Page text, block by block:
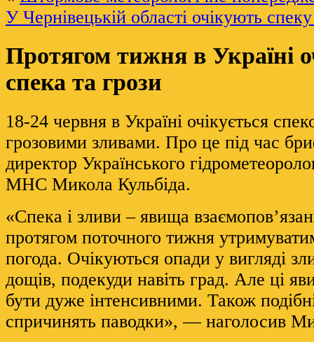
У Чернівецькій області очікують
Протягом тижня в Україні
спека та грози
18-24 червня в Україні очікується
грозовими зливами. Про це під час
директор Українського
МНС Микола Кульбіда.
«Спека і зливи – явища
протягом поточного тижня
погода. Очікуються опади у вигляді
дощів, подекуди навіть град. Але ці
бути дуже інтенсивними. Також
спричинять паводки», — наголосив